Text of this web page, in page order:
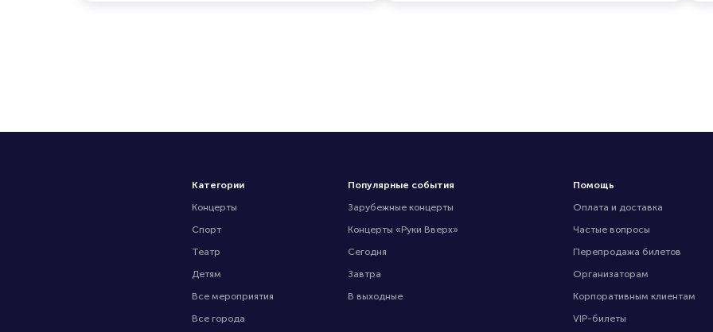
Категории
Концерты
Спорт
Театр
Детям
Все мероприятия
Все города
Популярные события
Зарубежные концерты
Концерты «Руки Вверх»
Сегодня
Завтра
В выходные
Помощь
Оплата и доставка
Частые вопросы
Перепродажа билетов
Организаторам
Корпоративным клиентам
VIP-билеты